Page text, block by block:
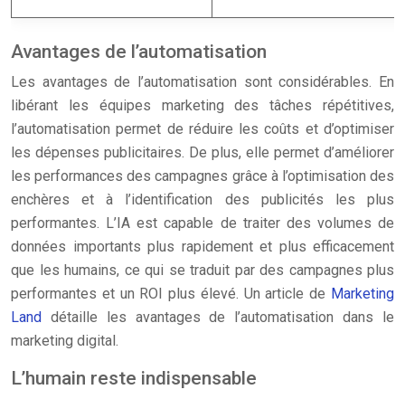
Avantages de l’automatisation
Les avantages de l’automatisation sont considérables. En
libérant les équipes marketing des tâches répétitives,
l’automatisation permet de réduire les coûts et d’optimiser
les dépenses publicitaires. De plus, elle permet d’améliorer
les performances des campagnes grâce à l’optimisation des
enchères et à l’identification des publicités les plus
performantes. L’IA est capable de traiter des volumes de
données importants plus rapidement et plus efficacement
que les humains, ce qui se traduit par des campagnes plus
performantes et un ROI plus élevé. Un article de Marketing
Land détaille les avantages de l’automatisation dans le
marketing digital.
L’humain reste indispensable